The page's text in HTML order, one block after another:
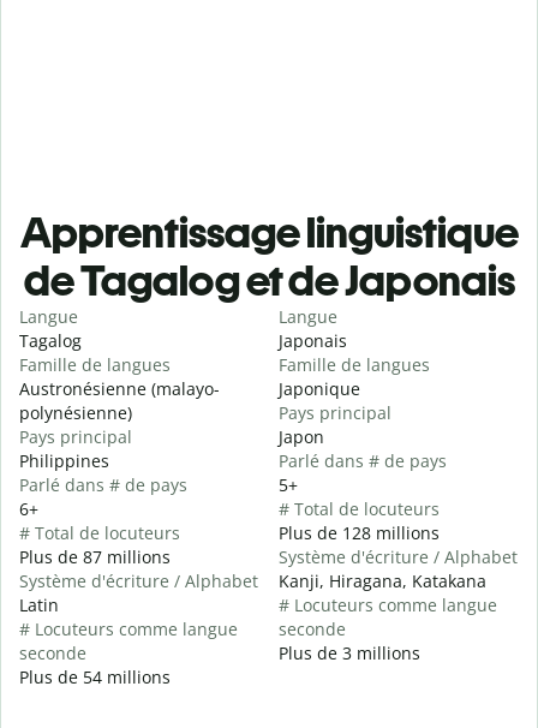
Apprentissage linguistique
de Tagalog et de Japonais
Langue
Tagalog
Famille de langues
Austronésienne (malayo-
polynésienne)
Pays principal
Philippines
Parlé dans # de pays
6+
# Total de locuteurs
Plus de 87 millions
Système d'écriture / Alphabet
Latin
# Locuteurs comme langue
seconde
Plus de 54 millions
Langue
Japonais
Famille de langues
Japonique
Pays principal
Japon
Parlé dans # de pays
5+
# Total de locuteurs
Plus de 128 millions
Système d'écriture / Alphabet
Kanji, Hiragana, Katakana
# Locuteurs comme langue
seconde
Plus de 3 millions